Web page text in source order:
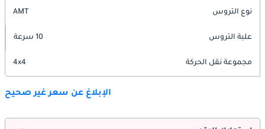
نوع التروس AMT
علبة التروس 10 سرعة
مجموعة نقل الحركة 4x4
الإبلاغ عن سعر غير صحيح